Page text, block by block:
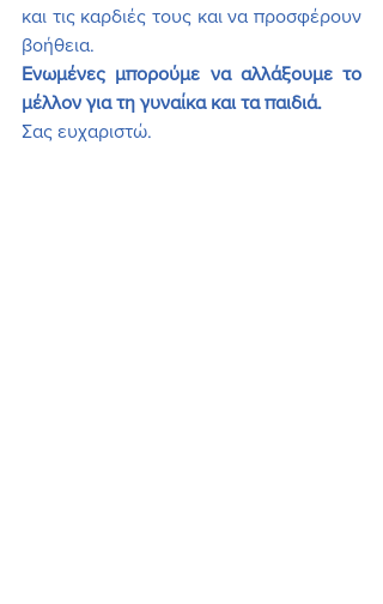
και τις καρδιές τους και να προσφέρουν
βοήθεια.
Ενωμένες μπορούμε να αλλάξουμε το
μέλλον για τη γυναίκα και τα παιδιά.
Σας ευχαριστώ.